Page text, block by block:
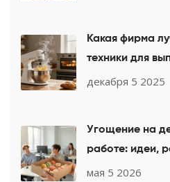
Какая фирма
техники для
декабря 5 2025
Угощение на
работе: идеи,
этикета
мая 5 2026